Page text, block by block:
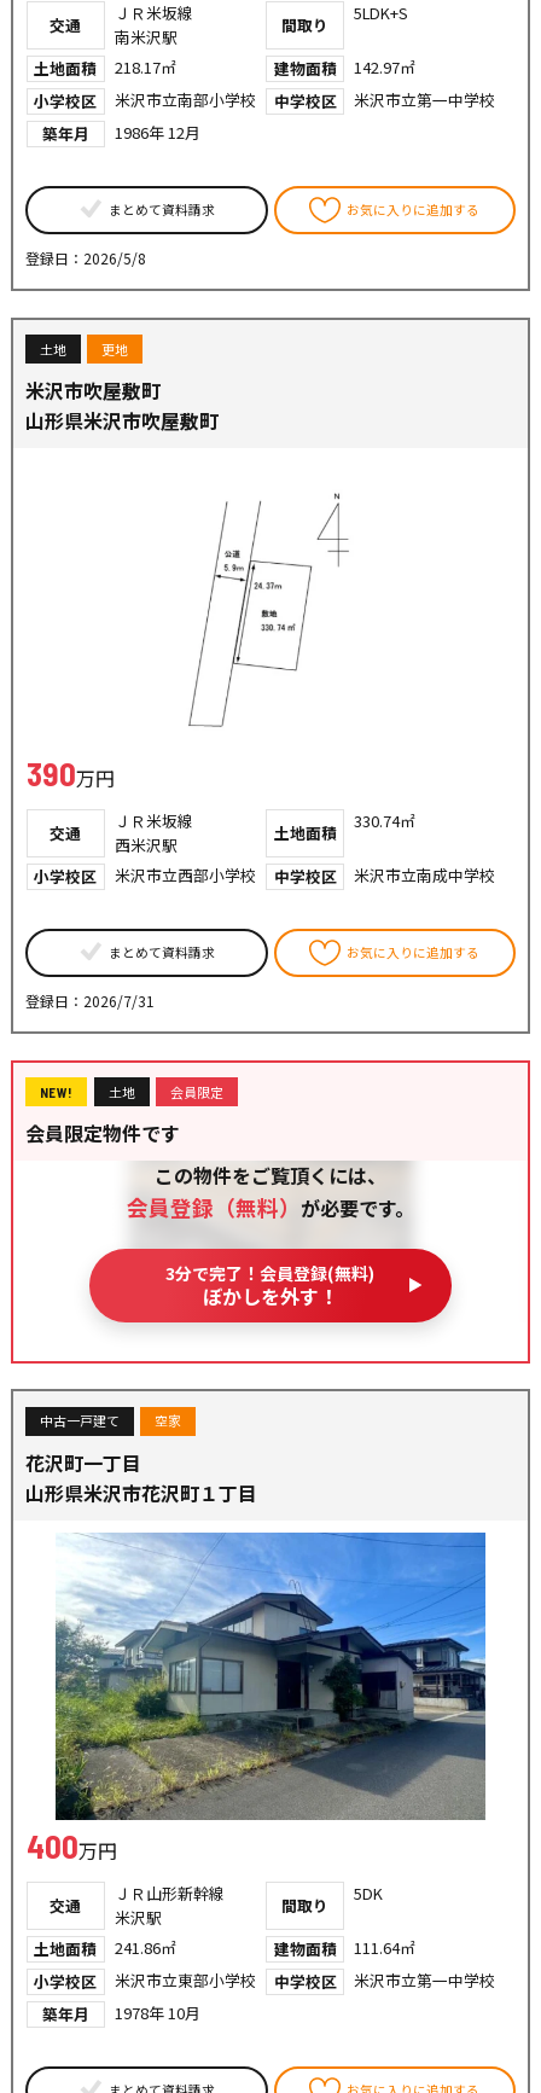
交通
ＪＲ米坂線
南米沢駅
間取り
5LDK+S
土地面積 218.17㎡ 建物面積
142.97㎡
小学校区
米沢市立南部小学校 中学校区
米沢市立第一中学校
築年月
1986年 12月
まとめて資料請求 お気に入りに追加する
登録日：2026/5/8
土地 更地
米沢市吹屋敷町
山形県米沢市吹屋敷町
390万円
交通
ＪＲ米坂線
西米沢駅
土地面積
330.74㎡
小学校区 米沢市立西部小学校 中学校区 米沢市立南成中学校
まとめて資料請求 お気に入りに追加する
登録日：2026/7/31
NEW! 土地 会員限定
会員限定物件です
この物件をご覧頂くには、
会員登録（無料） が必要です。
3分で完了！会員登録(無料)
ぼかしを外す！
中古一戸建て 空家
花沢町一丁目
山形県米沢市花沢町１丁目
400万円
交通
ＪＲ山形新幹線
米沢駅
間取り
5DK
土地面積 241.86㎡ 建物面積
111.64㎡
小学校区
米沢市立東部小学校 中学校区
米沢市立第一中学校
築年月
1978年 10月